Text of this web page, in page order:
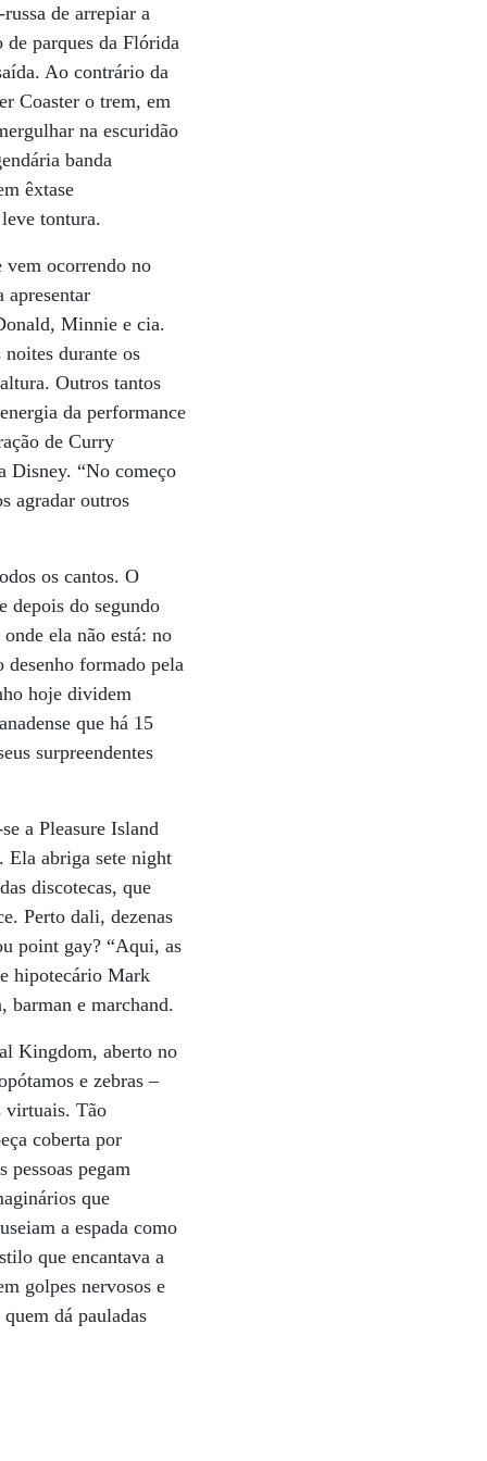
de arrepiar a
de parques da Flórida
Ao contrário da
Coaster o trem, em
na escuridão
banda
êxtase
tontura.
vem ocorrendo no
apresentar
Minnie e cia.
durante os
Outros tantos
da performance
de Curry
Disney. “No começo
agradar outros
os cantos. O
depois do segundo
ela não está: no
desenho formado pela
hoje dividem
que há 15
surpreendentes
a Pleasure Island
Ela abriga sete night
discotecas, que
Perto dali, dezenas
point gay? “Aqui, as
hipotecário Mark
barman e marchand.
Kingdom, aberto no
e zebras –
virtuais. Tão
coberta por
pessoas pegam
que
a espada como
que encantava a
golpes nervosos e
dá pauladas